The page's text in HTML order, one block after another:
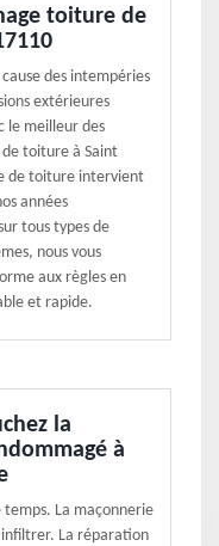
toiture de
des intempéries
extérieures
le meilleur des
de toiture à Saint
de toiture intervient
années
tous types de
nous vous
aux règles en
et rapide.
la
à
temps. La maçonnerie
infiltrer. La réparation